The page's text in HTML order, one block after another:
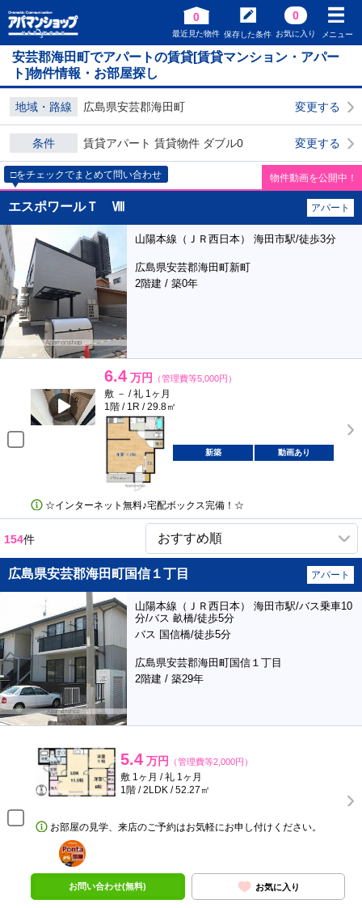
0
最近見た物件 保存した条件
0
お気に入り メニュー
安芸郡海田町でアパートの賃貸[賃貸マンション・アパー
ト]物件情報・お部屋探し
地域・路線 広島県安芸郡海田町 変更する
条件 賃貸アパート 賃貸物件 ダブル0 変更する
□をチェックでまとめて問い合わせ 物件動画を公開中！
エスポワールＴ Ⅷ アパート
山陽本線（ＪＲ西日本） 海田市駅/徒歩3分
広島県安芸郡海田町新町
2階建 / 築0年
6.4 万円 （管理費等5,000円）
敷 － / 礼 1ヶ月
1階 / 1R / 29.8㎡
新築 動画あり
☆インターネット無料♪宅配ボックス完備！☆
154件
広島県安芸郡海田町国信１丁目 アパート
山陽本線（ＪＲ西日本） 海田市駅/バス乗車10
分/バス 畝橋/徒歩5分
バス 国信橋/徒歩5分
広島県安芸郡海田町国信１丁目
2階建 / 築29年
5.4 万円 （管理費等2,000円）
敷 1ヶ月 / 礼 1ヶ月
1階 / 2LDK / 52.27㎡
お部屋の見学、来店のご予約はお気軽にお申し付けください。
ポンタ
部屋
お問い合わせ(無料) お気に入り